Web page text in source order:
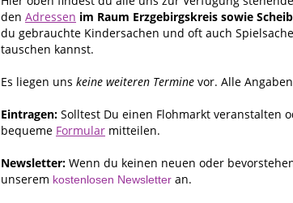
den Adressen im Raum Erzgebirgskreis sowie
du gebrauchte Kindersachen und oft auch
tauschen kannst.
Es liegen uns keine weiteren Termine vor. Alle
Eintragen: Solltest Du einen Flohmarkt veranstalten
bequeme Formular mitteilen.
Newsletter: Wenn du keinen neuen oder
unserem kostenlosen Newsletter an.